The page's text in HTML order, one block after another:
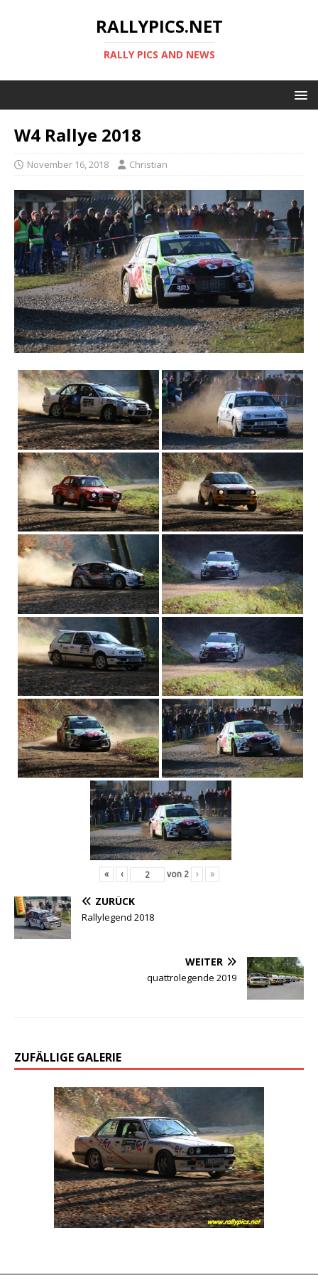
RALLYPICS.NET
RALLY PICS AND NEWS
W4 Rallye 2018
November 16, 2018 Christian
« ‹ von 2 › »
ZURÜCK
Rallylegend 2018
WEITER
quattrolegende 2019
ZUFÄLLIGE GALERIE